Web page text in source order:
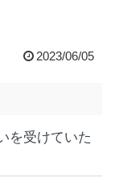
2023/06/05
を受けていた